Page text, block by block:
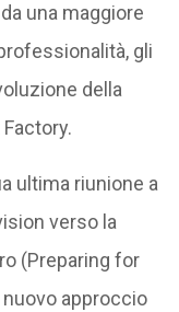
una maggiore
gli
della
ultima riunione a
verso la
(Preparing for
approccio